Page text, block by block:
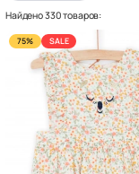
Найдено 330 товаров:
75% SALE